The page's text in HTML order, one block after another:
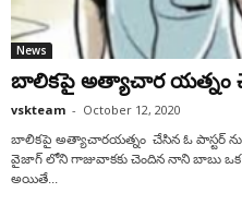
News
బాలికపై అత్యాచార యత్నం
vskteam - October 12, 2020
బాలికపై అత్యాచారయత్నం చేసిన ఓ పాస్టర్ ను
వైజాగ్ లోని గాజువాకకు చెందిన నాని బాబు ఒక
అయితే...